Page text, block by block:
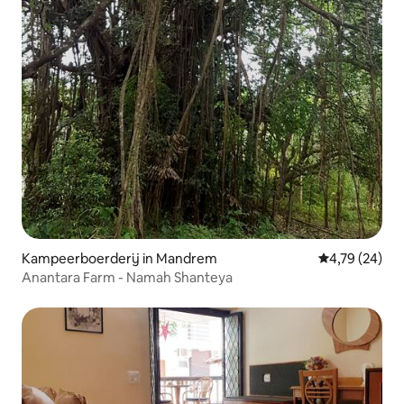
Kampeerboerderij in Mandrem Gemiddelde
4,79 (24)
Anantara Farm - Namah Shanteya